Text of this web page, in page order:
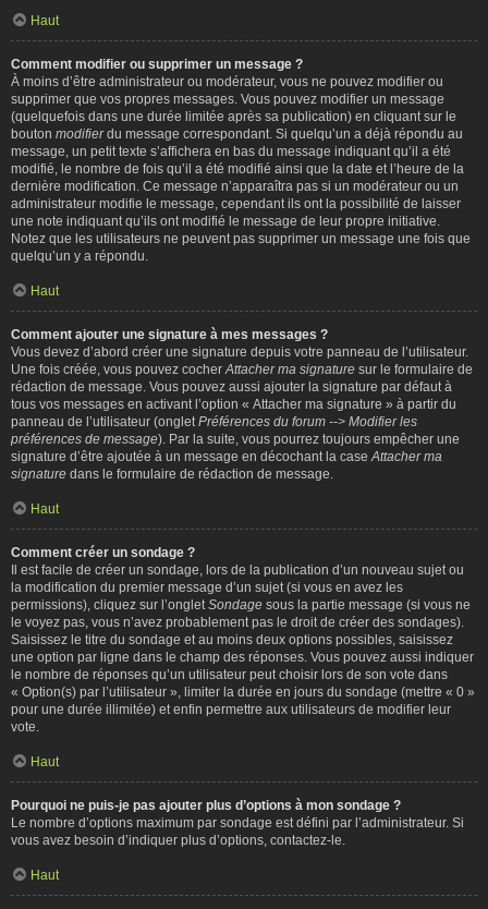
Haut
Comment modifier ou supprimer un message ?
À moins d’être administrateur ou modérateur, vous ne pouvez modifier ou
supprimer que vos propres messages. Vous pouvez modifier un message
(quelquefois dans une durée limitée après sa publication) en cliquant sur le
bouton modifierdu message correspondant. Si quelqu’un a déjà répondu au
message, un petit texte s’affichera en bas du message indiquant qu’il a été
modifié, le nombre de fois qu’il a été modifié ainsi que la date et l’heure de la
dernière modification. Ce message n’apparaîtra pas si un modérateur ou un
administrateur modifie le message, cependant ils ont la possibilité de laisser
une note indiquant qu’ils ont modifié le message de leur propre initiative.
Notez que les utilisateurs ne peuvent pas supprimer un message une fois que
quelqu’un y a répondu.
Haut
Comment ajouter une signature à mes messages ?
Vous devez d’abord créer une signature depuis votre panneau de l’utilisateur.
Une fois créée, vous pouvez cocher Attacher ma signature sur le formulaire de
rédaction de message. Vous pouvez aussi ajouter la signature par défaut à
tous vos messages en activant l’option « Attacher ma signature » à partir du
panneau de l’utilisateur (onglet Préférences du forum --> Modifier les
préférences de message). Par la suite, vous pourrez toujours empêcher une
signature d’être ajoutée à un message en décochant la case Attacher ma
signature dans le formulaire de rédaction de message.
Haut
Comment créer un sondage ?
Il est facile de créer un sondage, lors de la publication d’un nouveau sujet ou
la modification du premier message d’un sujet (si vous en avez les
permissions), cliquez sur l’onglet Sondage sous la partie message (si vous ne
le voyez pas, vous n’avez probablement pas le droit de créer des sondages).
Saisissez le titre du sondage et au moins deux options possibles, saisissez
une option par ligne dans le champ des réponses. Vous pouvez aussi indiquer
le nombre de réponses qu’un utilisateur peut choisir lors de son vote dans
« Option(s) par l’utilisateur », limiter la durée en jours du sondage (mettre « 0 »
pour une durée illimitée) et enfin permettre aux utilisateurs de modifier leur
vote.
Haut
Pourquoi ne puis-je pas ajouter plus d’options à mon sondage ?
Le nombre d’options maximum par sondage est défini par l’administrateur. Si
vous avez besoin d’indiquer plus d’options, contactez-le.
Haut